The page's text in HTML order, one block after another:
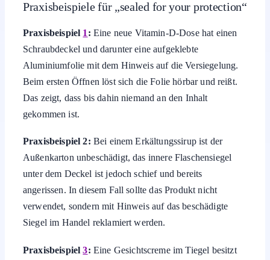
Praxisbeispiele für „sealed for your protection“
Praxisbeispiel 1 : Eine neue Vitamin-D-Dose hat einen
Schraubdeckel und darunter eine aufgeklebte
Aluminiumfolie mit dem Hinweis auf die Versiegelung.
Beim ersten Öffnen löst sich die Folie hörbar und reißt.
Das zeigt, dass bis dahin niemand an den Inhalt
gekommen ist.
Praxisbeispiel 2: Bei einem Erkältungssirup ist der
Außenkarton unbeschädigt, das innere Flaschensiegel
unter dem Deckel ist jedoch schief und bereits
angerissen. In diesem Fall sollte das Produkt nicht
verwendet, sondern mit Hinweis auf das beschädigte
Siegel im Handel reklamiert werden.
Praxisbeispiel3: Eine Gesichtscreme im Tiegel besitzt